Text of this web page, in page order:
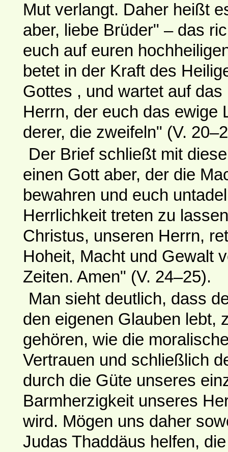
Mut verlangt. Daher heißt
aber, liebe Brüder" – das
euch auf euren
betet in der Kraft des
Gottes , und wartet auf
Herrn, der euch das ewige
derer, die zweifeln" (V.
Der Brief schließt mit
einen Gott aber, der die
bewahren und euch
Herrlichkeit treten zu
Christus, unseren Herrn,
Hoheit, Macht und Gewalt
Zeiten. Amen" (V. 24–25).
Man sieht deutlich, dass
den eigenen Glauben lebt,
gehören, wie die
Vertrauen und schließlich
durch die Güte unseres
Barmherzigkeit unseres
wird. Mögen uns daher
Judas Thaddäus helfen,